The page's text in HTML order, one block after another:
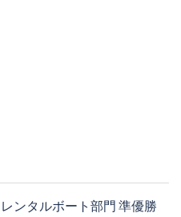
レンタルボート部門 準優勝